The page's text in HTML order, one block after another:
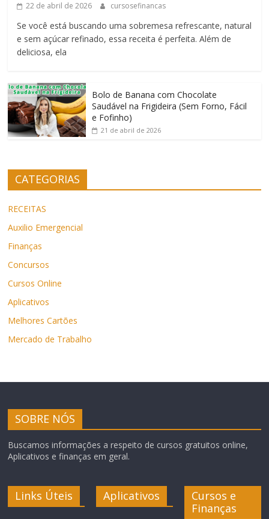
22 de abril de 2026 cursosefinancas
Se você está buscando uma sobremesa refrescante, natural
e sem açúcar refinado, essa receita é perfeita. Além de
deliciosa, ela
Bolo de Banana com Chocolate
Saudável na Frigideira (Sem Forno, Fácil
e Fofinho)
21 de abril de 2026
CATEGORIAS
RECEITAS
Auxilio Emergencial
Finanças
Concursos
Cursos Online
Aplicativos
Melhores Cartões
Mercado de Trabalho
SOBRE NÓS
Buscamos informações a respeito de cursos gratuitos online,
Aplicativos e finanças em geral.
Links Úteis Aplicativos
Cursos e
Finanças